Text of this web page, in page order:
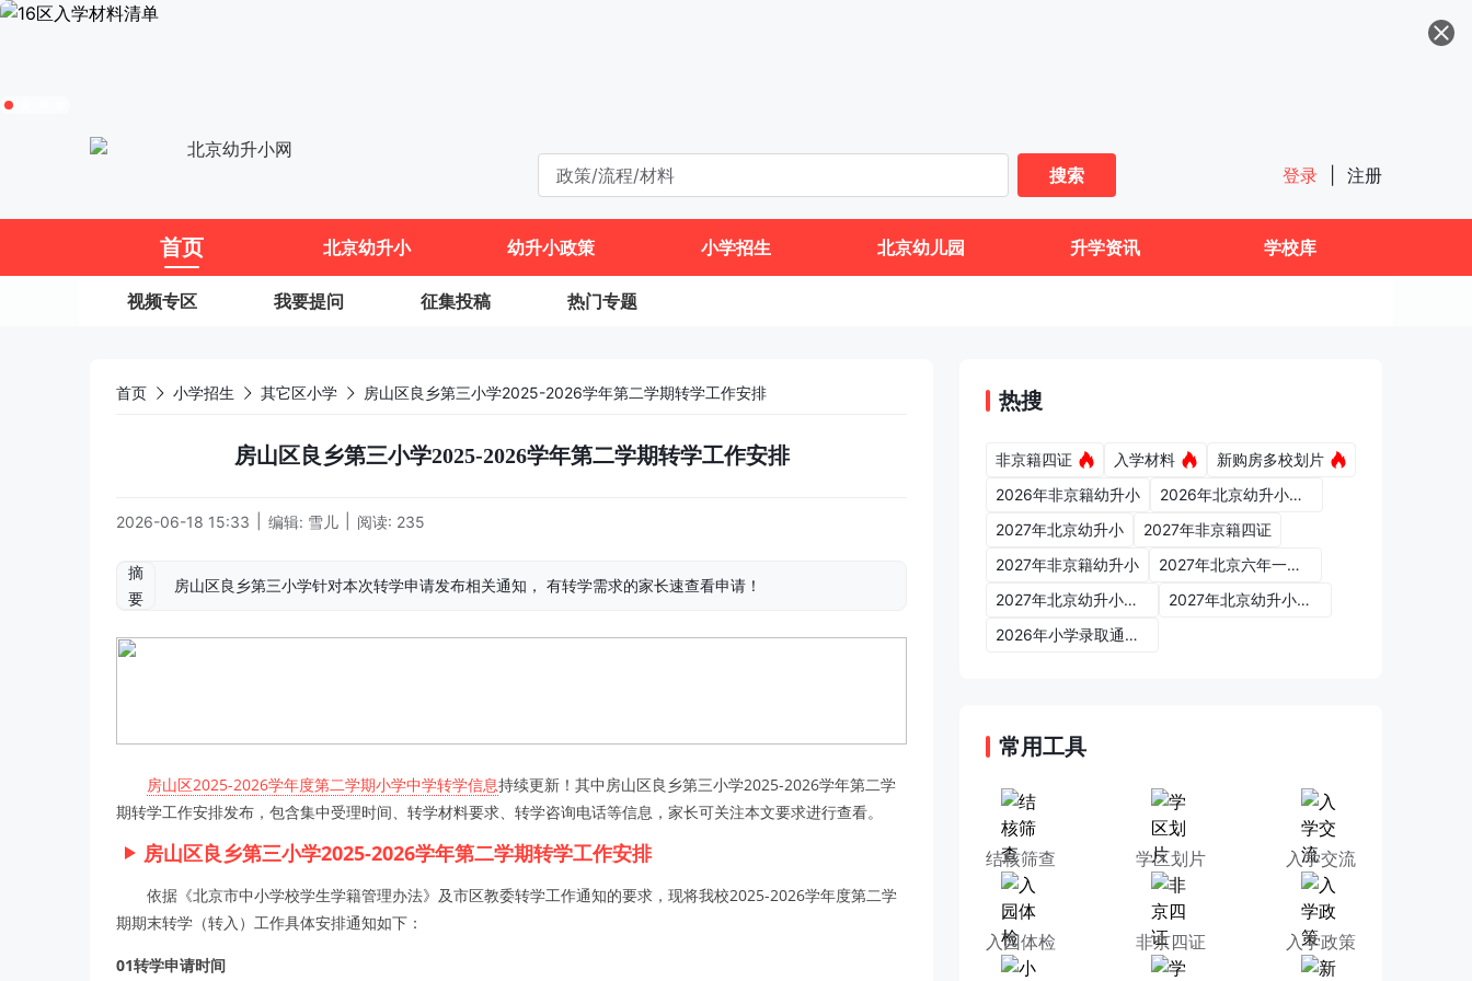
搜索
登录 注册
首页 北京幼升小 幼升小政策 小学招生 北京幼儿园 升学资讯 学校库
视频专区 我要提问 征集投稿 热门专题
首页 小学招生 其它区小学 房山区良乡第三小学2025-2026学年第二学期转学工作安排
房山区良乡第三小学2025-2026学年第二学期转学工作安排
2026-06-18 15:33 编辑: 雪儿 阅读: 235
摘
要
房山区良乡第三小学针对本次转学申请发布相关通知， 有转学需求的家长速查看申请！
房山区2025-2026学年度第二学期小学中学转学信息持续更新！其中房山区良乡第三小学2025-2026学年第二学
期转学工作安排发布，包含集中受理时间、转学材料要求、转学咨询电话等信息，家长可关注本文要求进行查看。
房山区良乡第三小学2025-2026学年第二学期转学工作安排
依据《北京市中小学校学生学籍管理办法》及市区教委转学工作通知的要求，现将我校2025-2026学年度第二学
期期末转学（转入）工作具体安排通知如下：
01转学申请时间
热搜
非京籍四证 入学材料
新购房多校划片
2026年非京籍幼升小
2026年北京幼升小入学政策
2027年北京幼升小
2027年非京籍四证
2027年非京籍幼升小
2027年北京六年一学位政策
2027年北京幼升小六年一学位政策
2027年北京幼升小入学政策
2026年小学录取通知书
常用工具
结核筛查 学区划片 入学交流
入园体检 非京四证 入学政策